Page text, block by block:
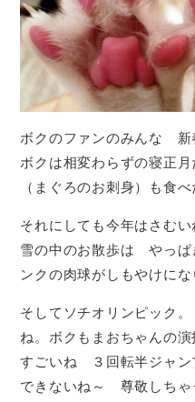
ボクのファンのみんな 新
ボクは相変わらずの寝正
（まぐろのお刺身）も食
それにしても今年はさむい
雪の中のお散歩は やっぱ
ンクの肉球がしもやけにな
そしてソチオリンピック
ね。ボクもまおちゃんの演
すごいね ３回転半ジャ
できないね～ 尊敬しちゃ